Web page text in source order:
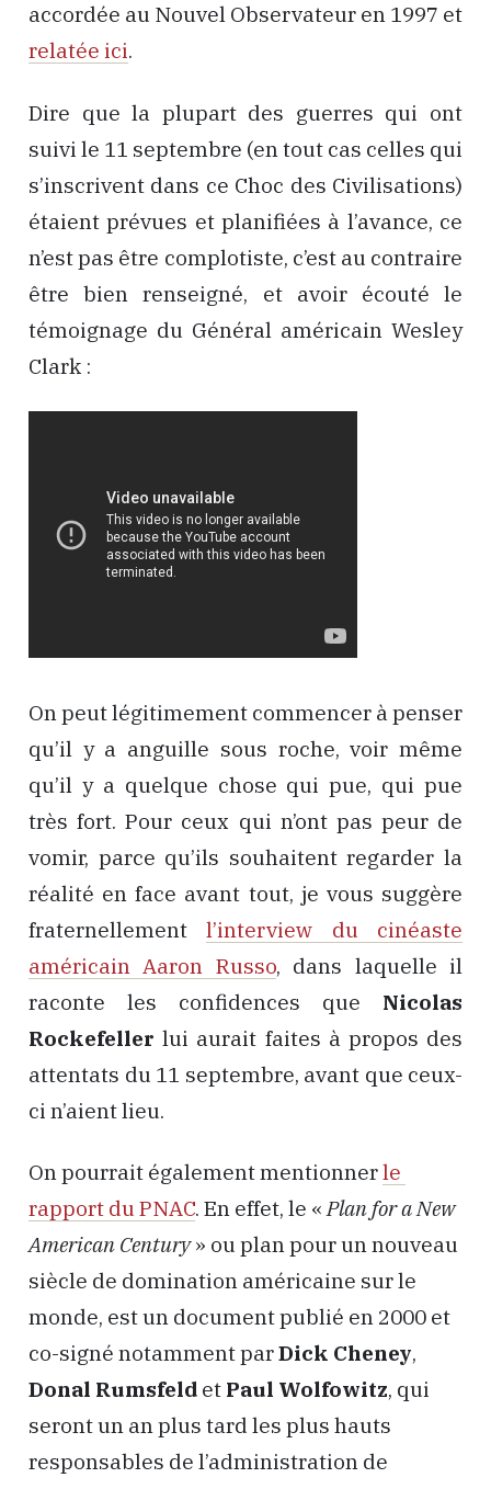
accordée au Nouvel Observateur en 1997 et
relatée ici.
Dire que la plupart des guerres qui ont
suivi le 11 septembre (en tout cas celles qui
s’inscrivent dans ce Choc des Civilisations)
étaient prévues et planifiées à l’avance, ce
n’est pas être complotiste, c’est au contraire
être bien renseigné, et avoir écouté le
témoignage du Général américain Wesley
Clark :
On peut légitimement commencer à penser
qu’il y a anguille sous roche, voir même
qu’il y a quelque chose qui pue, qui pue
très fort. Pour ceux qui n’ont pas peur de
vomir, parce qu’ils souhaitent regarder la
réalité en face avant tout, je vous suggère
fraternellementl’interview du cinéaste
américain Aaron Russo, dans laquelle il
raconte les confidences que Nicolas
Rockefeller lui aurait faites à propos des
attentats du 11 septembre, avant que ceux-
ci n’aient lieu.
On pourrait également mentionnerle
rapport du PNAC. En effet, le «Plan for a New
American Century» ou plan pour un nouveau
siècle de domination américaine sur le
monde, est un document publié en 2000 et
co-signé notamment parDick Cheney,
Donal Rumsfeld et Paul Wolfowitz, qui
seront un an plus tard les plus hauts
responsables de l’administration de